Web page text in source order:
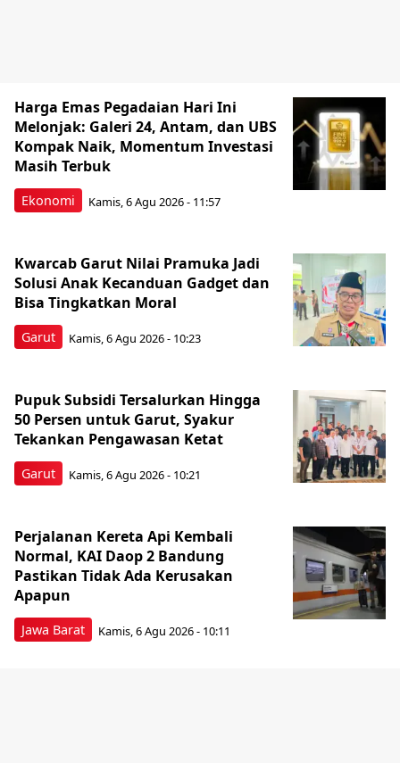
Ekonomi
Harga Emas Pegadaian Hari Ini
Melonjak: Galeri 24, Antam, dan UBS
Kompak Naik, Momentum Investasi
Masih Terbuk
Kamis, 6 Agu 2026 - 11:57
Garut
Kwarcab Garut Nilai Pramuka Jadi
Solusi Anak Kecanduan Gadget dan
Bisa Tingkatkan Moral
Kamis, 6 Agu 2026 - 10:23
Garut
Pupuk Subsidi Tersalurkan Hingga
50 Persen untuk Garut, Syakur
Tekankan Pengawasan Ketat
Kamis, 6 Agu 2026 - 10:21
Jawa Barat
Perjalanan Kereta Api Kembali
Normal, KAI Daop 2 Bandung
Pastikan Tidak Ada Kerusakan
Apapun
Kamis, 6 Agu 2026 - 10:11